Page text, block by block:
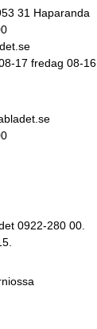
31 Haparanda
17 fredag 08-16
0922-280 00.